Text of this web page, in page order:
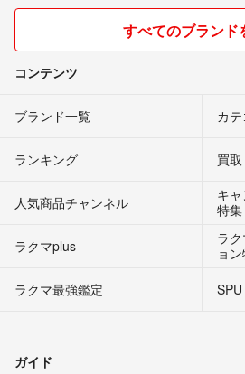
すべてのブランド
コンテンツ
ブランド一覧 カ
ランキング 買
人気商品チャンネル
キ
特集
ラクマplus
ラ
ョ
ラクマ最強鑑定
SPU
ガイド